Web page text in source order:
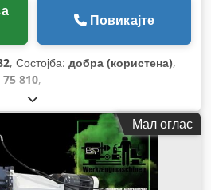
Повикајте
, Состојба: добра (користена),
75 810,
Мал оглас